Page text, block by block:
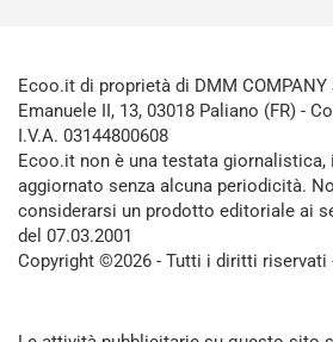
Ecoo.it di proprietà di DMM
Emanuele II, 13, 03018 Paliano (FR) -
I.V.A. 03144800608
Ecoo.it non è una testata giornalistica,
aggiornato senza alcuna periodicità.
considerarsi un prodotto editoriale ai
del 07.03.2001
Copyright ©2026 - Tutti i diritti riservati